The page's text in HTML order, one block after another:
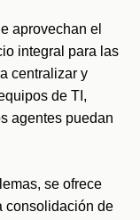
aprovechan el
integral para las
centralizar y
de TI,
agentes puedan
se ofrece
consolidación de